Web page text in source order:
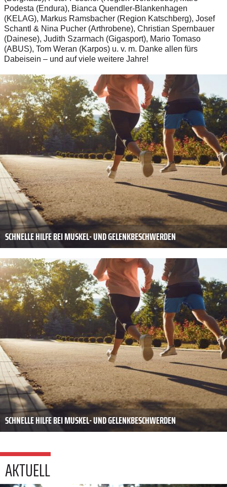
Podesta (Endura), Bianca Quendler-Blankenhagen
(KELAG), Markus Ramsbacher (Region Katschberg), Josef
Schantl & Nina Pucher (Arthrobene), Christian Spernbauer
(Dainese), Judith Szarmach (Gigasport), Mario Tomaso
(ABUS), Tom Weran (Karpos) u. v. m. Danke allen fürs
Dabeisein – und auf viele weitere Jahre!
SCHNELLE HILFE BEI MUSKEL- UND GELENKBESCHWERDEN
SCHNELLE HILFE BEI MUSKEL- UND GELENKBESCHWERDEN
AKTUELL